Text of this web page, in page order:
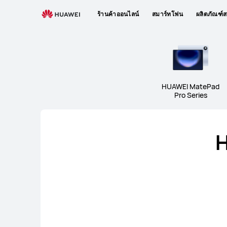
ร้านค้าออนไลน์ สมาร์ทโฟน ผลิตภัณฑ์ส
HUAWEI MatePad
Pro Series